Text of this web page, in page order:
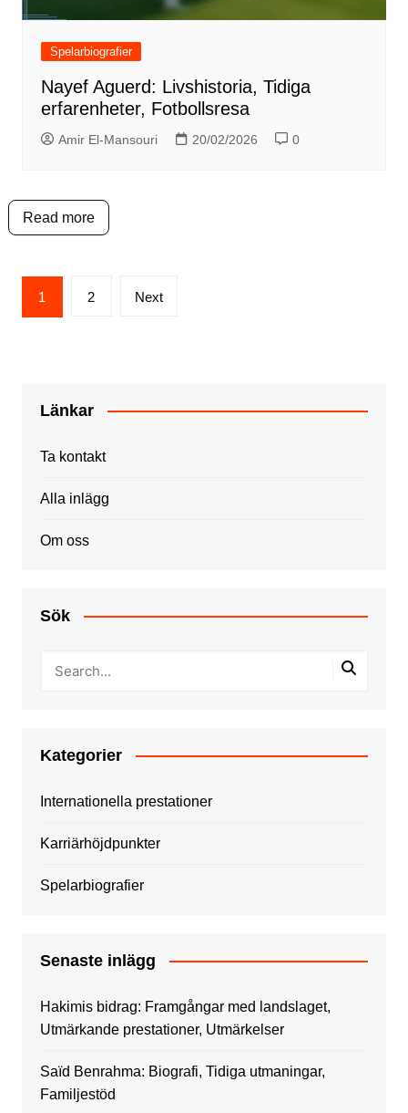
Spelarbiografier
Nayef Aguerd: Livshistoria, Tidiga
erfarenheter, Fotbollsresa
Amir El-Mansouri 20/02/2026 0
Read more
Posts
pagination
1 2 Next
Länkar
Ta kontakt
Alla inlägg
Om oss
Sök
Kategorier
Internationella prestationer
Karriärhöjdpunkter
Spelarbiografier
Senaste inlägg
Hakimis bidrag: Framgångar med landslaget,
Utmärkande prestationer, Utmärkelser
Saïd Benrahma: Biografi, Tidiga utmaningar,
Familjestöd